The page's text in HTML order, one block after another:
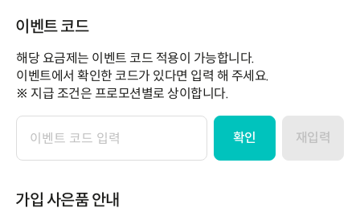
이벤트 코드
해당 요금제는 이벤트 코드 적용이 가능합니다.
이벤트에서 확인한 코드가 있다면 입력 해 주세요.
※ 지급 조건은 프로모션별로 상이합니다.
이
벤
코
확인 재입력
가입 사은품 안내